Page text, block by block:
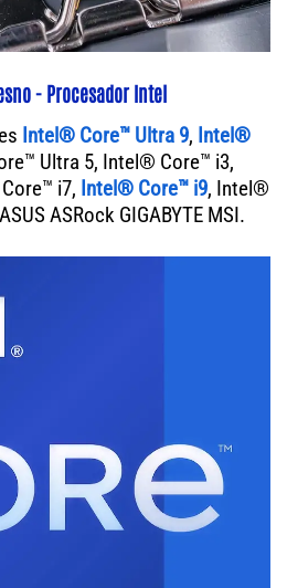
- Procesador Intel
Intel® Core™ Ultra 9, Intel®
Ultra 5, Intel® Core™ i3,
i7, Intel® Core™ i9, Intel®
ASRock GIGABYTE MSI.